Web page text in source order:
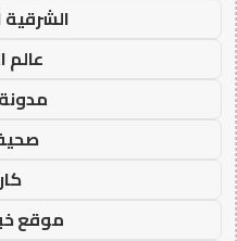
الشرقية
عالم
موقع